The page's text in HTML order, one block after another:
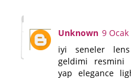
Unknown 9
iyi seneler
geldimi resmini
yap elegance